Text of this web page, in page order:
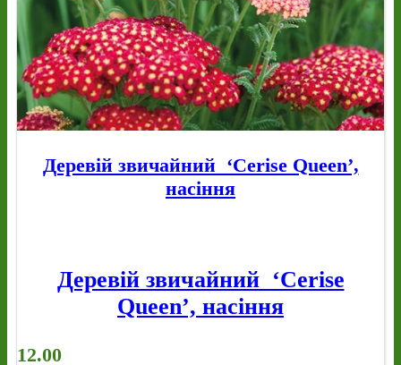
Деревій звичайний ‘Cerise Queen’,
насіння
Деревій звичайний ‘Cerise
Queen’, насіння
12.00